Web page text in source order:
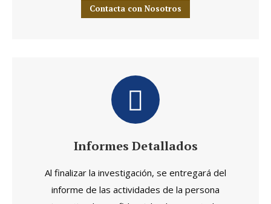
Contacta con Nosotros
Informes Detallados
Al finalizar la investigación, se entregará del
informe de las actividades de la persona